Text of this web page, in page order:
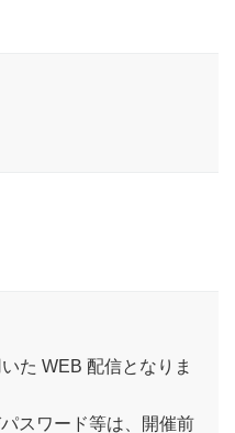
た WEB 配信となりま
スワード等は、開催前